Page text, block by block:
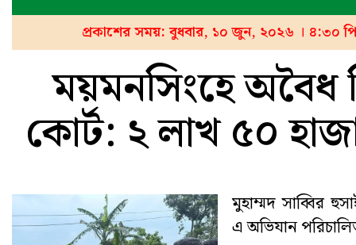
প্রকাশের সময়: বুধবার, ১০ জুন, ২০২৬ । ৪:৩০
ময়মনসিংহে অবৈধ
কোর্ট: ২ লাখ ৫০
মুহাম্মদ সাব্বির
এ অভিযান